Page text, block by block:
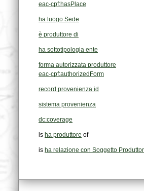
eac-cpf:hasPlace
ha luogo Sede
è produttore di
ha sottotipologia ente
forma autorizzata produttore
eac-cpf:authorizedForm
record provenienza id
sistema provenienza
dc:coverage
is ha produttore of
is ha relazione con Soggetto